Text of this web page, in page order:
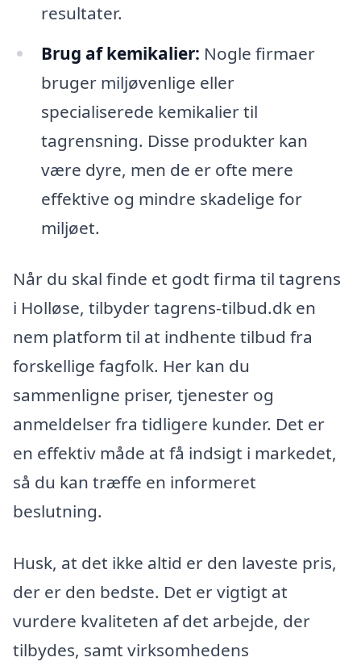
resultater.
Brug af kemikalier: Nogle firmaer
bruger miljøvenlige eller
specialiserede kemikalier til
tagrensning. Disse produkter kan
være dyre, men de er ofte mere
effektive og mindre skadelige for
miljøet.
Når du skal finde et godt firma til tagrens
i Holløse, tilbyder tagrens-tilbud.dk en
nem platform til at indhente tilbud fra
forskellige fagfolk. Her kan du
sammenligne priser, tjenester og
anmeldelser fra tidligere kunder. Det er
en effektiv måde at få indsigt i markedet,
så du kan træffe en informeret
beslutning.
Husk, at det ikke altid er den laveste pris,
der er den bedste. Det er vigtigt at
vurdere kvaliteten af det arbejde, der
tilbydes, samt virksomhedens